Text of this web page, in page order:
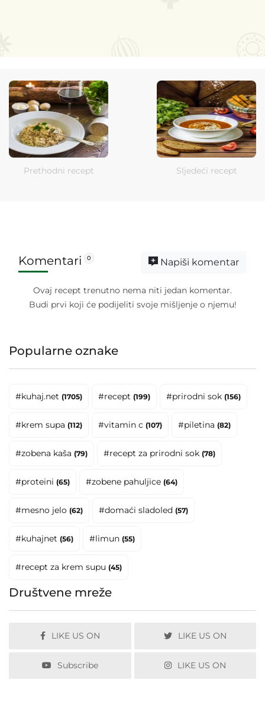
Prethodni recept Sljedeći recept
Komentari 0 Napiši komentar
Ovaj recept trenutno nema niti jedan komentar.
Budi prvi koji će podijeliti svoje mišljenje o njemu!
Popularne oznake
#kuhaj.net (1705) #recept (199) #prirodni sok (156)
#krem supa (112) #vitamin c (107) #piletina (82)
#zobena kaša (79) #recept za prirodni sok (78)
#proteini (65) #zobene pahuljice (64)
#mesno jelo (62) #domaći sladoled (57)
#kuhajnet (56) #limun (55)
#recept za krem supu (45)
Društvene mreže
LIKE US ON LIKE US ON
Subscribe LIKE US ON